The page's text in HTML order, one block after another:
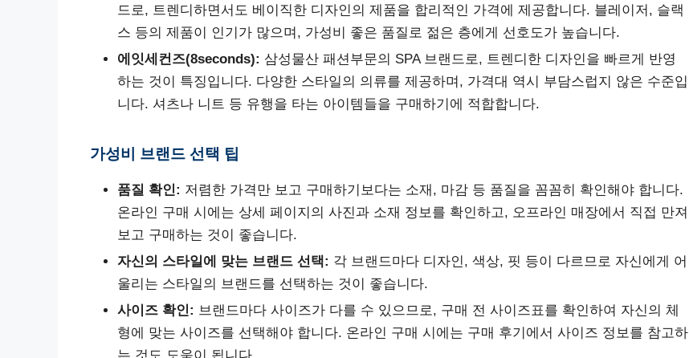
드로, 트렌디하면서도 베이직한 디자인의 제품을 합리적인 가격에 제공합니다. 블레이저, 슬랙
스 등의 제품이 인기가 많으며, 가성비 좋은 품질로 젊은 층에게 선호도가 높습니다.
에잇세컨즈(8seconds): 삼성물산 패션부문의 SPA 브랜드로, 트렌디한 디자인을 빠르게 반영
하는 것이 특징입니다. 다양한 스타일의 의류를 제공하며, 가격대 역시 부담스럽지 않은 수준입
니다. 셔츠나 니트 등 유행을 타는 아이템들을 구매하기에 적합합니다.
가성비 브랜드 선택 팁
품질 확인: 저렴한 가격만 보고 구매하기보다는 소재, 마감 등 품질을 꼼꼼히 확인해야 합니다.
온라인 구매 시에는 상세 페이지의 사진과 소재 정보를 확인하고, 오프라인 매장에서 직접 만져
보고 구매하는 것이 좋습니다.
자신의 스타일에 맞는 브랜드 선택: 각 브랜드마다 디자인, 색상, 핏 등이 다르므로 자신에게 어
울리는 스타일의 브랜드를 선택하는 것이 좋습니다.
사이즈 확인: 브랜드마다 사이즈가 다를 수 있으므로, 구매 전 사이즈표를 확인하여 자신의 체
형에 맞는 사이즈를 선택해야 합니다. 온라인 구매 시에는 구매 후기에서 사이즈 정보를 참고하
는 것도 도움이 됩니다.